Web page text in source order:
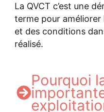
La QVCT c’est une
terme pour améliorer
et des conditions
réalisé.
Pourquoi